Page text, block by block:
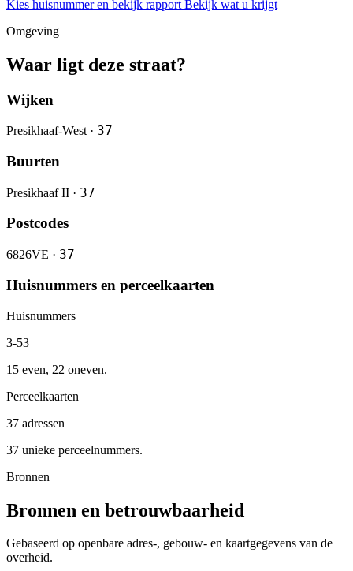
Kies huisnummer en bekijk rapport Bekijk wat u krijgt
Omgeving
Waar ligt deze straat?
Wijken
Presikhaaf-West · 37
Buurten
Presikhaaf II · 37
Postcodes
6826VE · 37
Huisnummers en perceelkaarten
Huisnummers
3-53
15 even, 22 oneven.
Perceelkaarten
37 adressen
37 unieke perceelnummers.
Bronnen
Bronnen en betrouwbaarheid
Gebaseerd op openbare adres-, gebouw- en kaartgegevens van de
overheid.